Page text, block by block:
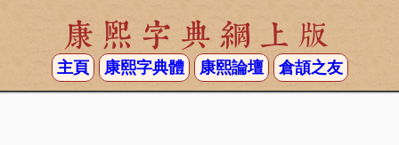
康熙字典網上版
主頁 康熙字典體 康熙論壇 倉頡之友